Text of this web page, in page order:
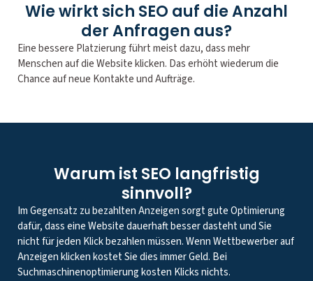
Wie wirkt sich SEO auf die Anzahl
der Anfragen aus?
Eine bessere Platzierung führt meist dazu, dass mehr
Menschen auf die Website klicken. Das erhöht wiederum die
Chance auf neue Kontakte und Aufträge.
Warum ist SEO langfristig
sinnvoll?
Im Gegensatz zu bezahlten Anzeigen sorgt gute Optimierung
dafür, dass eine Website dauerhaft besser dasteht und Sie
nicht für jeden Klick bezahlen müssen. Wenn Wettbewerber auf
Anzeigen klicken kostet Sie dies immer Geld. Bei
Suchmaschinenoptimierung kosten Klicks nichts.